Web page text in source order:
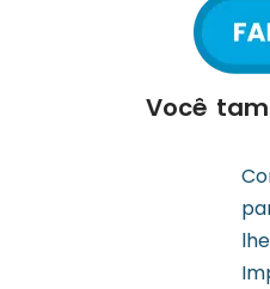
Você